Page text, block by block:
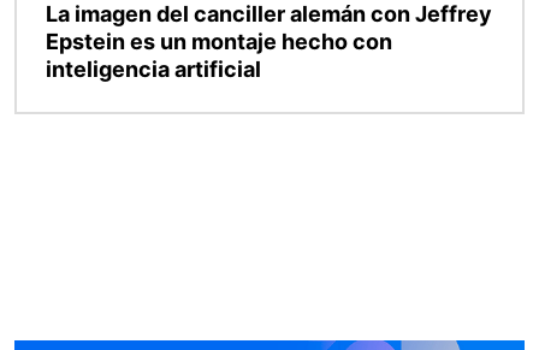
La imagen del canciller alemán con Jeffrey
Epstein es un montaje hecho con
inteligencia artificial